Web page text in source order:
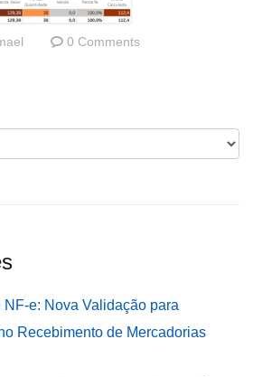
0 Comments
e: Nova Validação para
Recebimento de Mercadorias